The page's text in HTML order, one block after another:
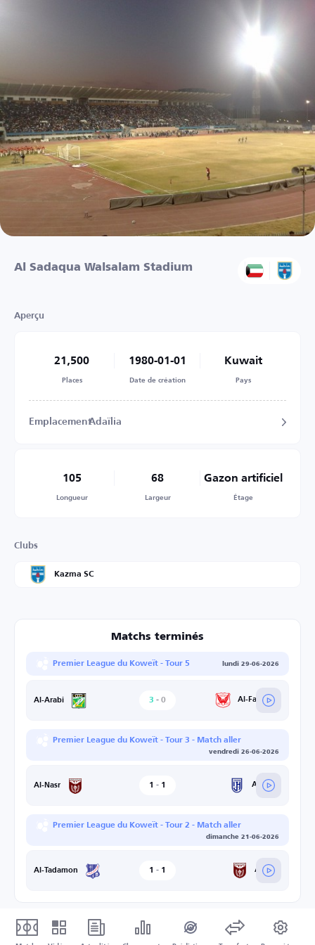
Al Sadaqua Walsalam Stadium
Aperçu
21,500
Places
1980-01-01
Date de création
Kuwait
Pays
EmplacementAdaïlia
105
Longueur
68
Largeur
Gazon artificiel
Étage
Clubs
Kazma SC
Matchs terminés
Premier League du Koweït - Tour 5 lundi 29-06-2026
Al-Arabi 3 - 0 Al-Fahaheel
Premier League du Koweït - Tour 3 - Match aller
vendredi 26-06-2026
Al-Nasr 1 - 1 Al-Jahra
Premier League du Koweït - Tour 2 - Match aller
dimanche 21-06-2026
Al-Tadamon 1 - 1 Al-Nasr